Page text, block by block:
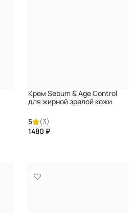
Крем Sebum & Age Control
для жирной зрелой кожи
PREMIUM
5
(3)
₽